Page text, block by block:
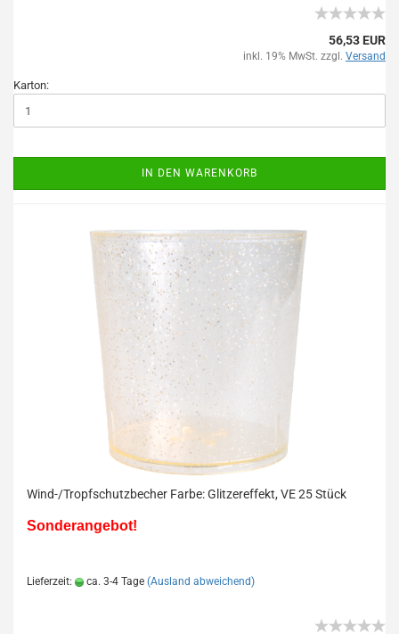
56,53 EUR
inkl. 19% MwSt. zzgl. Versand
Karton:
IN DEN WARENKORB
Wind-/Tropfschutzbecher Farbe: Glitzereffekt, VE 25 Stück
Sonderangebot!
Lieferzeit: ca. 3-4 Tage (Ausland abweichend)